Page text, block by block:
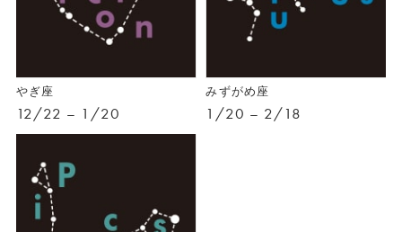
やぎ座
12/22 – 1/20
みずがめ座
1/20 – 2/18